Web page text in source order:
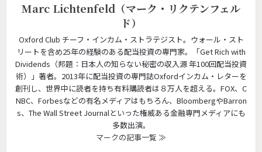
Marc Lichtenfeld（マーク・リクテンフェル
ド）
Oxford Club チーフ・インカム・ストラテジスト。ウォール・スト
リートを含め25年の経験のある配当投資の専門家。「Get Rich with
Dividends（邦題：日本人の知らない秘密の収入源 年100回配当投資
術）」著者。2013年に配当投資の専門誌Oxfordインカム・レターを
創刊し、世界中に読者を持ち有料購読者は８万人を超える。FOX、C
NBC、Forbesなどの有名メディアはもちろん、BloombergやBarron
s、The Wall Street Journalといった権威ある金融専門メディアにも
多数出演。
マークの記事一覧 ≫